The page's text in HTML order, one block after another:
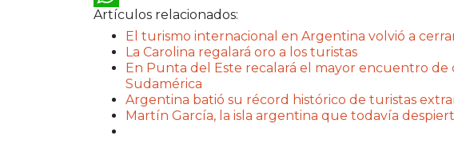
WhatsApp
Artículos relacionados:
El turismo internacional en Argentina volvió a
La Carolina regalará oro a los turistas
En Punta del Este recalará el mayor encuentro
Sudamérica
Argentina batió su récord histórico de turistas
Martín García, la isla argentina que todavía